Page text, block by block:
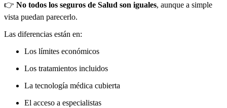
👉 No todos los seguros de Salud son iguales, aunque a simple
vista puedan parecerlo.
Las diferencias están en:
Los límites económicos
Los tratamientos incluidos
La tecnología médica cubierta
El acceso a especialistas